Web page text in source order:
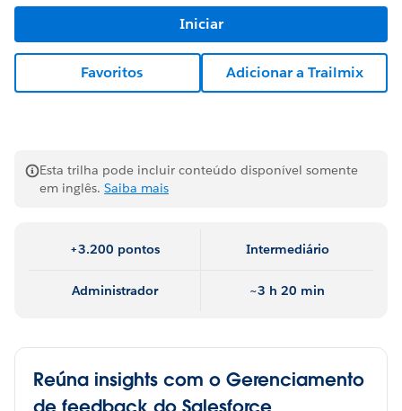
Iniciar
Favoritos Adicionar a Trailmix
Esta trilha pode incluir conteúdo disponível somente
em inglês. Saiba mais
+3.200 pontos Intermediário
Administrador ~3 h 20 min
Reúna insights com o Gerenciamento
de feedback do Salesforce